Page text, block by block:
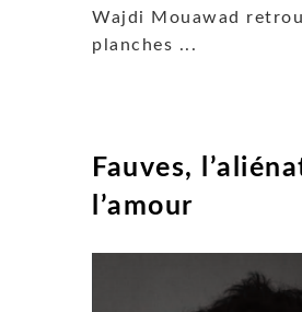
Wajdi Mouawad
planches ...
Fauves,
l’amour